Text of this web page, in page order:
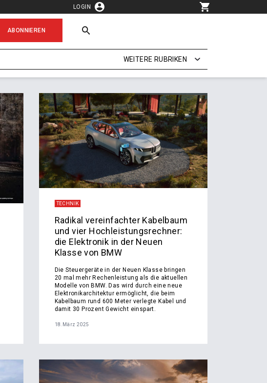
LOGIN
ABONNIEREN
WEITERE RUBRIKEN
TECHNIK
Radikal vereinfachter Kabelbaum
und vier Hochleistungsrechner:
die Elektronik in der Neuen
Klasse von BMW
Die Steuergeräte in der Neuen Klasse bringen
20 mal mehr Rechenleistung als die aktuellen
Modelle von BMW. Das wird durch eine neue
Elektronikarchitektur ermöglicht, die beim
Kabelbaum rund 600 Meter verlegte Kabel und
damit 30 Prozent Gewicht einspart.
18.März 2025